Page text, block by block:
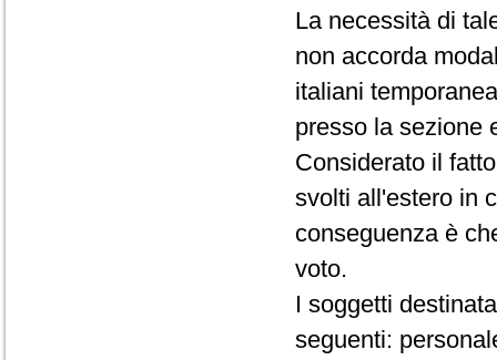
La necessità di
non accorda
italiani
presso la sezione
Considerato il
svolti all'estero in
conseguenza è
voto.
I soggetti
seguenti: